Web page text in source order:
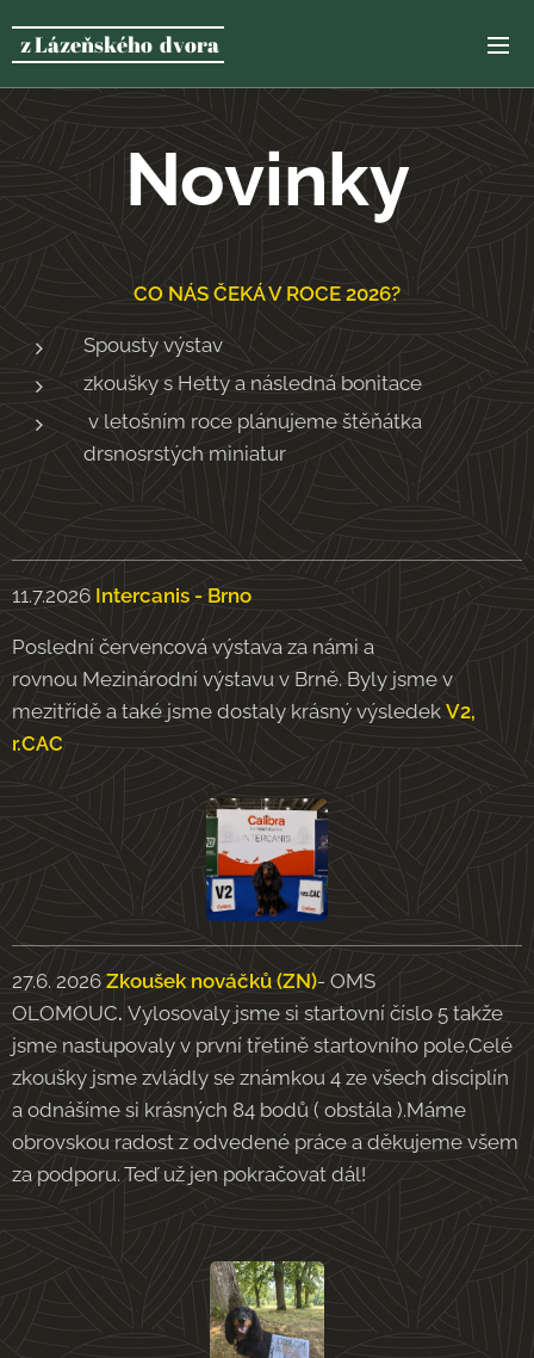
z Lázeňského dvora
Novinky
CO NÁS ČEKÁ V ROCE 2026?
Spousty výstav
zkoušky s Hetty a následná bonitace
v letošním roce plánujeme štěňátka
drsnosrstých miniatur
11.7.2026 Intercanis - Brno
Poslední červencová výstava za námi a
rovnou Mezinárodní výstavu v Brně. Byly jsme v
mezitřídě a také jsme dostaly krásný výsledek V2,
r.CAC
27.6. 2026 Zkoušek nováčků (ZN)- OMS
OLOMOUC. Vylosovaly jsme si startovní číslo 5 takže
jsme nastupovaly v první třetině startovního pole.Celé
zkoušky jsme zvládly se známkou 4 ze všech disciplín
a odnášíme si krásných 84 bodů ( obstála ).Máme
obrovskou radost z odvedené práce a děkujeme všem
za podporu. Teď už jen pokračovat dál!